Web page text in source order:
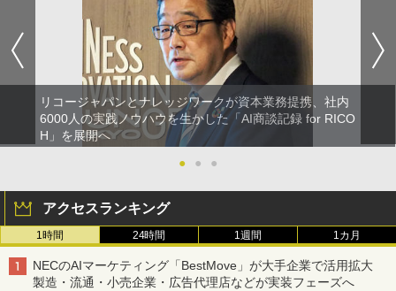
リコージャパンとナレッジワークが資本業務提携、社内
6000人の実践ノウハウを生かした「AI商談記録 for RICO
H」を展開へ
●
● ●
アクセスランキング
1時間 24時間 1週間 1カ月
NECのAIマーケティング「BestMove」が大手企業で活用拡大
製造・流通・小売企業・広告代理店などが実装フェーズへ